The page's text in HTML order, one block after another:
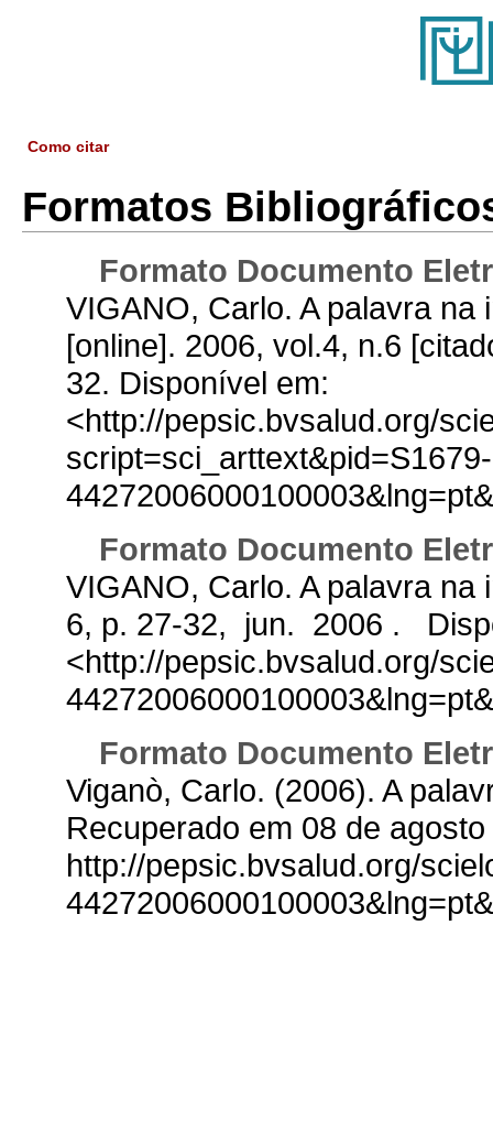
Como citar
Formatos
Formato Documento
VIGANO, Carlo. A palavra na
[online]. 2006, vol.4, n.6
32. Disponível em:
<http://pepsic.bvsalud.org/
script=sci_arttext&pid=S1679-
Formato Documento
VIGANO, Carlo. A palavra na
6, p. 27-32, jun. 2006 .
<http://pepsic.bvsalud.org/
Formato Documento
Viganò, Carlo. (2006). A
Recuperado em 08 de
http://pepsic.bvsalud.org/